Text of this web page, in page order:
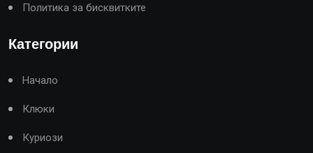
Политика за бисквитките
Категории
Начало
Клюки
Куриози